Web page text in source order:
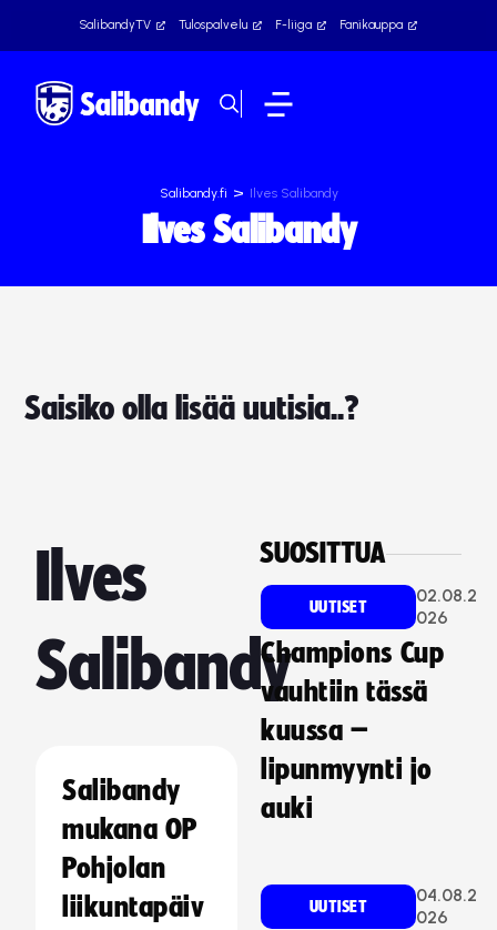
SalibandyTV Tulospalvelu F-liiga Fanikauppa
Salibandy.fi > Ilves Salibandy
Ilves Salibandy
Saisiko olla lisää uutisia..?
Ilves
Salibandy
Salibandy
mukana OP
Pohjolan
liikuntapäiv
SUOSITTUA
UUTISET
02.08.2
026
Champions Cup
vauhtiin tässä
kuussa –
lipunmyynti jo
auki
UUTISET
04.08.2
026